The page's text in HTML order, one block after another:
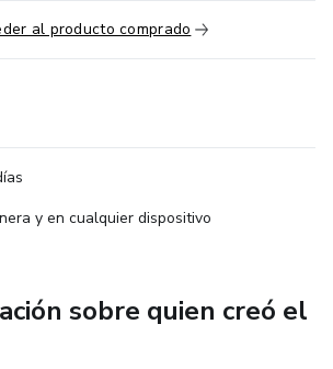
al producto comprado
y en cualquier dispositivo
sobre quien creó el